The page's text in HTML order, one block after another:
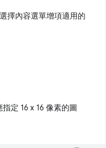
擇內容選單增項適用的
定 16 x 16 像素的圖